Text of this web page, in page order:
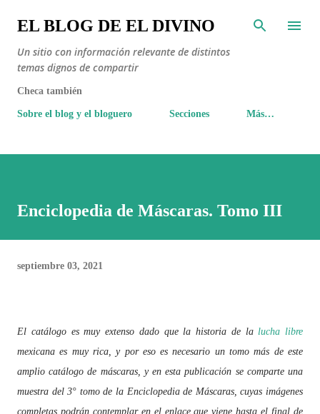
Ir al contenido principal
EL BLOG DE EL DIVINO
Un sitio con información relevante de distintos
temas dignos de compartir
Checa también
Sobre el blog y el bloguero Secciones Más…
Enciclopedia de Máscaras. Tomo III
septiembre 03, 2021
El catálogo es muy extenso dado que la historia de lalucha libre
mexicana es muy rica, y por eso es necesario un tomo más de este
amplio catálogo de máscaras, y en esta publicación se comparte una
muestra del 3° tomo de la Enciclopedia de Máscaras, cuyas imágenes
completas podrán contemplar en el enlace que viene hasta el final de